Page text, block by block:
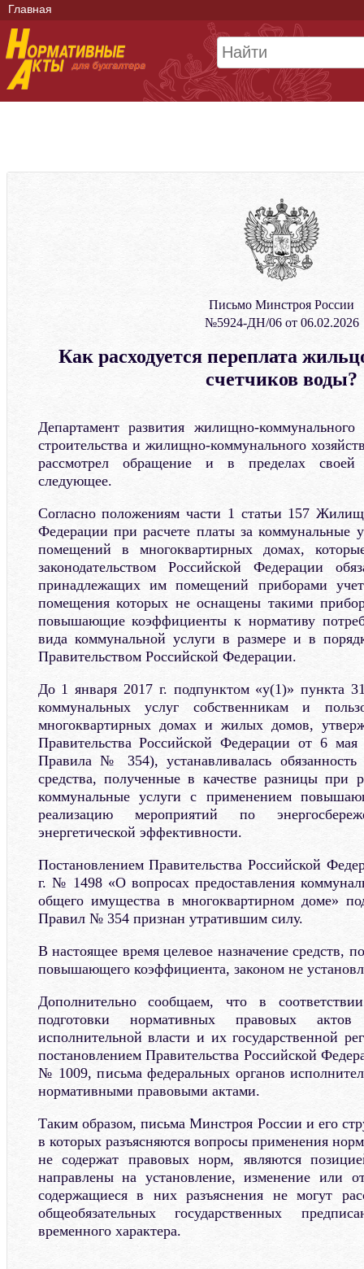
Главная
Письмо Минстроя России
№5924-ДН/06 от 06.02.2026
Как расходуется переплата
счетчиков воды?
Департамент развития жилищно-коммунального
строительства и жилищно-коммунального
рассмотрел обращение и в пределах своей
следующее.
Согласно положениям части 1 статьи 157
Федерации при расчете платы за коммунальные
помещений в многоквартирных домах,
законодательством Российской Федерации
принадлежащих им помещений приборами
помещения которых не оснащены такими
повышающие коэффициенты к нормативу
вида коммунальной услуги в размере и в
Правительством Российской Федерации.
До 1 января 2017 г. подпунктом «у(1)» пункта
коммунальных услуг собственникам и
многоквартирных домах и жилых домов,
Правительства Российской Федерации от 6
Правила № 354), устанавливалась обязанность
средства, полученные в качестве разницы при
коммунальные услуги с применением
реализацию мероприятий по
энергетической эффективности.
Постановлением Правительства Российской
г. № 1498 «О вопросах предоставления
общего имущества в многоквартирном доме»
Правил № 354 признан утратившим силу.
В настоящее время целевое назначение средств,
повышающего коэффициента, законом не
Дополнительно сообщаем, что в
подготовки нормативных правовых актов
исполнительной власти и их государственной
постановлением Правительства Российской
№ 1009, письма федеральных органов
нормативными правовыми актами.
Таким образом, письма Минстроя России и его
в которых разъясняются вопросы применения
не содержат правовых норм, являются
направлены на установление, изменение или
содержащиеся в них разъяснения не могут
общеобязательных государственных
временного характера.